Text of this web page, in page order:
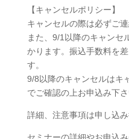
【キャンセルポリシー】
キャンセルの際は必ずご連
また、9/1以降のキャンセ
かります。振込手数料を
す。
9/8以降のキャンセルはキ
でご確認の上お申込み下さ
詳細、注意事項は申し込